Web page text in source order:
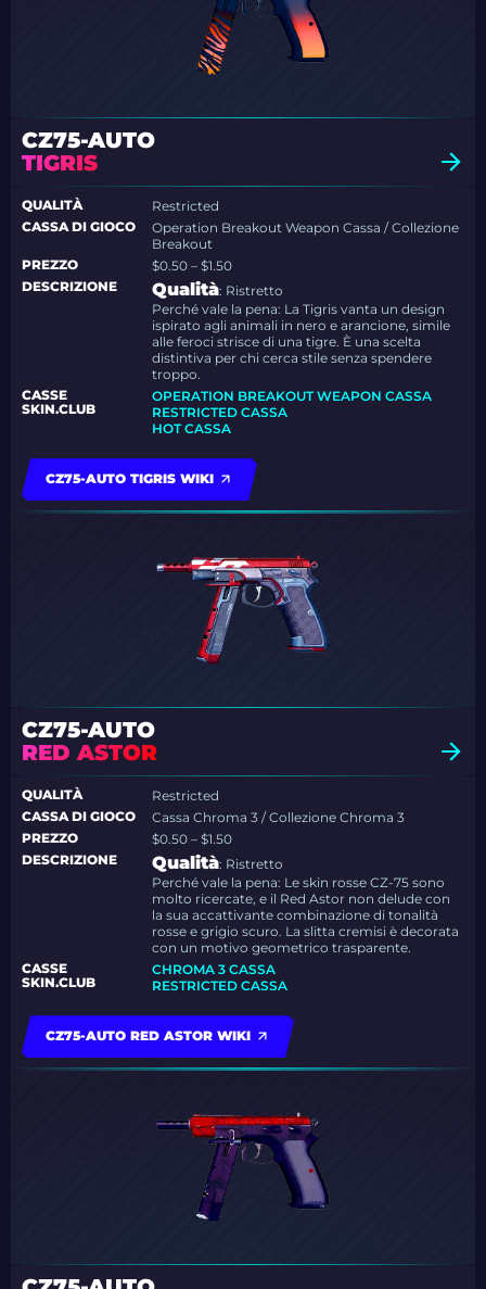
CZ75-AUTO
TIGRIS
QUALITÀ
Restricted
CASSA DI GIOCO
Operation Breakout Weapon Cassa / Collezione
Breakout
PREZZO
$0.50 – $1.50
DESCRIZIONE
Qualità: Ristretto
Perché vale la pena: La Tigris vanta un design
ispirato agli animali in nero e arancione, simile
alle feroci strisce di una tigre. È una scelta
distintiva per chi cerca stile senza spendere
troppo.
CASSE
SKIN.CLUB
OPERATION BREAKOUT WEAPON CASSA
RESTRICTED CASSA
HOT CASSA
CZ75-AUTO TIGRIS WIKI
CZ75-AUTO
RED ASTOR
QUALITÀ
Restricted
CASSA DI GIOCO
Cassa Chroma 3 / Collezione Chroma 3
PREZZO
$0.50 – $1.50
DESCRIZIONE
Qualità: Ristretto
Perché vale la pena: Le skin rosse CZ-75 sono
molto ricercate, e il Red Astor non delude con
la sua accattivante combinazione di tonalità
rosse e grigio scuro. La slitta cremisi è decorata
con un motivo geometrico trasparente.
CASSE
SKIN.CLUB
CHROMA 3 CASSA
RESTRICTED CASSA
CZ75-AUTO RED ASTOR WIKI